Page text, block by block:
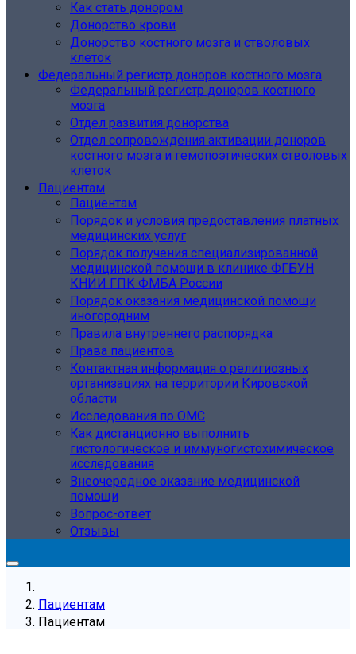
Как стать донором
Донорство крови
Донорство костного мозга и стволовых
клеток
Федеральный регистр доноров костного мозга
Федеральный регистр доноров костного
мозга
Отдел развития донорства
Отдел сопровождения активации доноров
костного мозга и гемопоэтических стволовых
клеток
Пациентам
Пациентам
Порядок и условия предоставления платных
медицинских услуг
Порядок получения специализированной
медицинской помощи в клинике ФГБУН
КНИИ ГПК ФМБА России
Порядок оказания медицинской помощи
иногородним
Правила внутреннего распорядка
Права пациентов
Контактная информация о религиозных
организациях на территории Кировской
области
Исследования по ОМС
Как дистанционно выполнить
гистологическое и иммуногистохимическое
исследования
Внеочередное оказание медицинской
помощи
Вопрос-ответ
Отзывы
Пациентам
Пациентам